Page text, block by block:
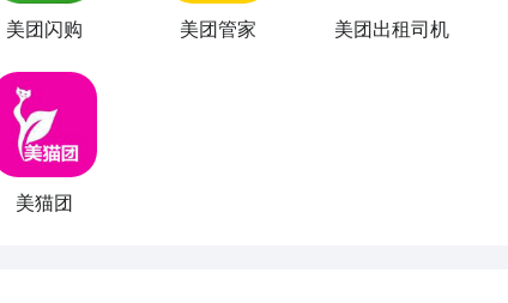
美团闪购 美团管家 美团出租司机
美猫团